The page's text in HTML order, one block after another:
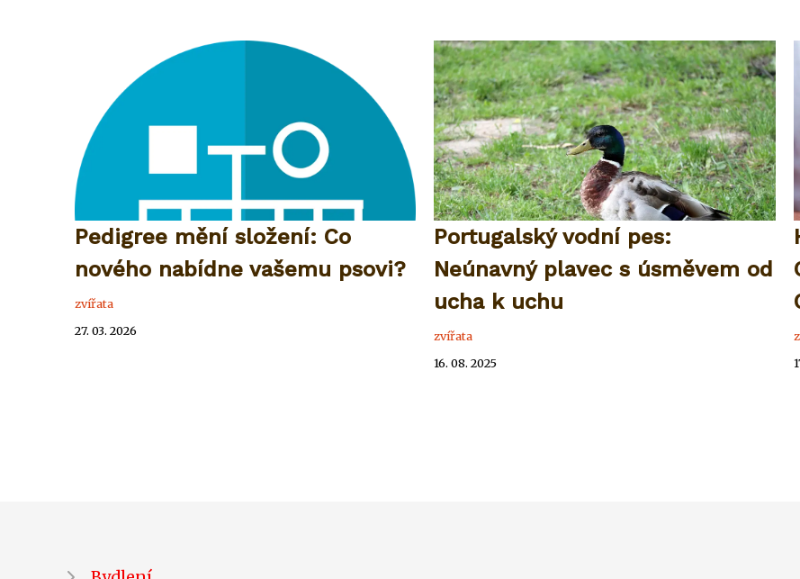
Pedigree mění složení: Co
nového nabídne vašemu psovi?
zvířata
27. 03. 2026
Portugalský vodní pes:
Neúnavný plavec s úsměvem od
ucha k uchu
zvířata
16. 08. 2025